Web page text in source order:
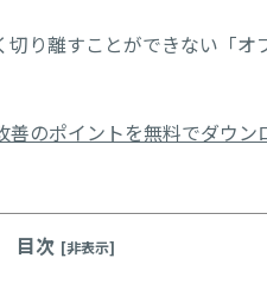
切り離すことができない「オ
のポイントを無料でダウン
目次 [非表示]